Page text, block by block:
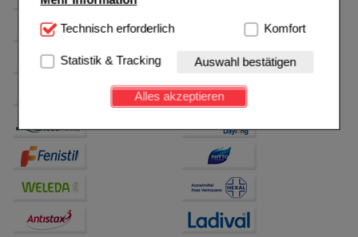
Technisch Notwendig:Hierbei handelt es sich um
Website notwendig sind (z.B. Navigation, Warenkorb,
Kundenkonto), weshalb auf diese nicht verzichtet
werden kann.
Einkaufserlebnis noch ansprechender zu gestalten,
beispielsweise für die Wiedererkennung des
Besuchers oder unsere Seite an bevorzugte
anzupassen. Komfort-Cookies ermöglichen es uns
auch auf Ihre Bedürfnisse zugeschrittene Inhalte
anzuzeigen und unser Partnerprogramm zu
betreiben.
Technisch erforderlich Komfort
Statistik & Tracking Auswahl bestätigen
Alles akzeptieren